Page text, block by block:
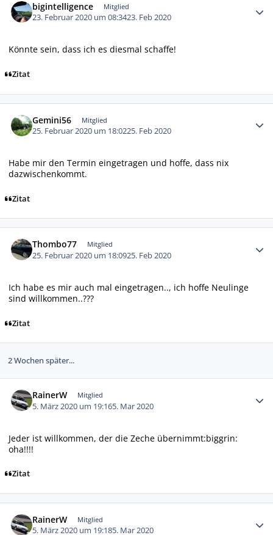
bigintelligence Mitglied
23. Februar 2020 um 08:3423. Feb 2020
Könnte sein, dass ich es diesmal schaffe!
Zitat
Gemini56 Mitglied
25. Februar 2020 um 18:0225. Feb 2020
Habe mir den Termin eingetragen und hoffe, dass nix
dazwischenkommt.
Zitat
Thombo77 Mitglied
25. Februar 2020 um 18:0925. Feb 2020
Ich habe es mir auch mal eingetragen.., ich hoffe Neulinge
sind willkommen..???
Zitat
2 Wochen später...
RainerW Mitglied
5. März 2020 um 19:165. Mar 2020
Jeder ist willkommen, der die Zeche übernimmt:biggrin:
oha!!!!
Zitat
RainerW Mitglied
5. März 2020 um 19:185. Mar 2020